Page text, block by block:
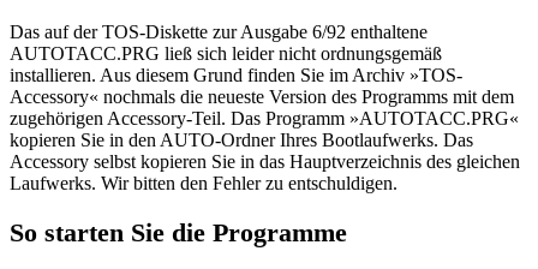
Das auf der TOS-Diskette zur Ausgabe 6/92 enthaltene
AUTOTACC.PRG ließ sich leider nicht ordnungsgemäß
installieren. Aus diesem Grund finden Sie im Archiv »TOS-
Accessory« nochmals die neueste Version des Programms mit dem
zugehörigen Accessory-Teil. Das Programm »AUTOTACC.PRG«
kopieren Sie in den AUTO-Ordner Ihres Bootlaufwerks. Das
Accessory selbst kopieren Sie in das Hauptverzeichnis des gleichen
Laufwerks. Wir bitten den Fehler zu entschuldigen.
So starten Sie die Programme